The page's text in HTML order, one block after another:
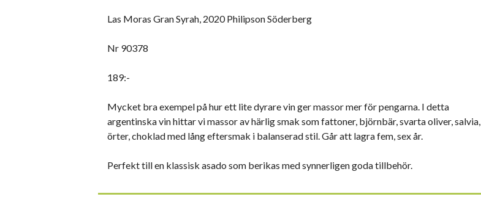
Las Moras Gran Syrah, 2020 Philipson Söderberg
Nr 90378
189:-
Mycket bra exempel på hur ett lite dyrare vin ger massor mer för pengarna. I detta
argentinska vin hittar vi massor av härlig smak som fattoner, björnbär, svarta oliver, salvia,
örter, choklad med lång eftersmak i balanserad stil. Går att lagra fem, sex år.
Perfekt till en klassisk asado som berikas med synnerligen goda tillbehör.